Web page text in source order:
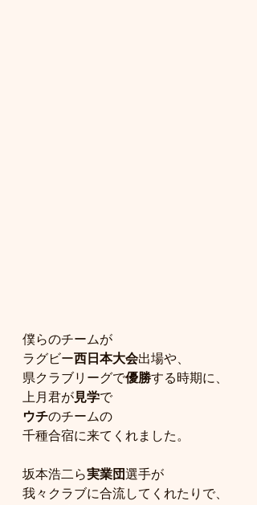
僕らのチームが
ラグビー西日本大会出場や、
県クラブリーグで優勝する時期に、
上月君が見学で
ウチのチームの
千種合宿に来てくれました。
坂本浩二ら実業団選手が
我々クラブに合流してくれたりで、